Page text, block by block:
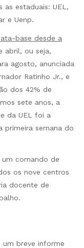
as estaduais: UEL,
e Uenp.
base desde a
abril, ou seja,
agosto, anunciada
Ratinho Jr., e
dos 42% de
sete anos, a
da UEL foi a
primeira semana do
comando de
os nove centros
docente de
breve informe